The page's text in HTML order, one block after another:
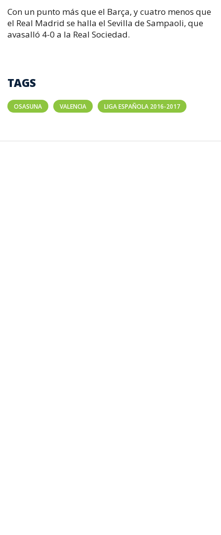
Con un punto más que el Barça, y cuatro menos que
el Real Madrid se halla el Sevilla de Sampaoli, que
avasalló 4-0 a la Real Sociedad.
TAGS
OSASUNA VALENCIA LIGA ESPAÑOLA 2016-2017